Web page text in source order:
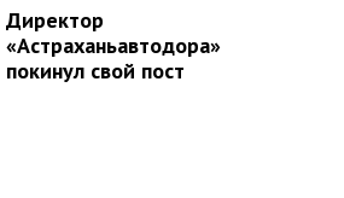
Директор
«Астраханьавтодора»
покинул свой пост